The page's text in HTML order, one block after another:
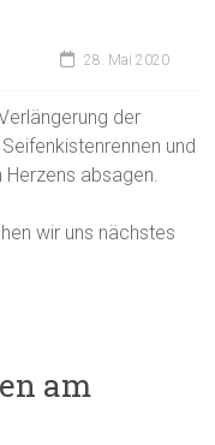
28. Mai 2020
der
und
absagen.
wir uns nächstes
am